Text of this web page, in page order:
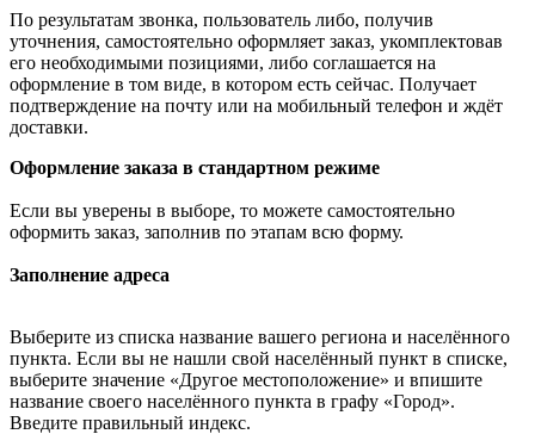
По результатам звонка, пользователь либо, получив
уточнения, самостоятельно оформляет заказ, укомплектовав
его необходимыми позициями, либо соглашается на
оформление в том виде, в котором есть сейчас. Получает
подтверждение на почту или на мобильный телефон и ждёт
доставки.
Оформление заказа в стандартном режиме
Если вы уверены в выборе, то можете самостоятельно
оформить заказ, заполнив по этапам всю форму.
Заполнение адреса
Выберите из списка название вашего региона и населённого
пункта. Если вы не нашли свой населённый пункт в списке,
выберите значение «Другое местоположение» и впишите
название своего населённого пункта в графу «Город».
Введите правильный индекс.